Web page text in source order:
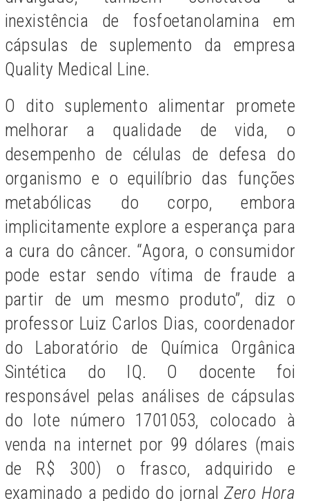
inexistência de fosfoetanolamina em
cápsulas de suplemento da empresa
Quality Medical Line.
O dito suplemento alimentar promete
melhorar a qualidade de vida, o
desempenho de células de defesa do
organismo e o equilíbrio das funções
metabólicas do corpo, embora
implicitamente explore a esperança para
a cura do câncer. “Agora, o consumidor
pode estar sendo vítima de fraude a
partir de um mesmo produto”, diz o
professor Luiz Carlos Dias, coordenador
do Laboratório de Química Orgânica
Sintética do IQ. O docente foi
responsável pelas análises de cápsulas
do lote número 1701053, colocado à
venda na internet por 99 dólares (mais
de R$ 300) o frasco, adquirido e
examinado a pedido do jornalZero Hora